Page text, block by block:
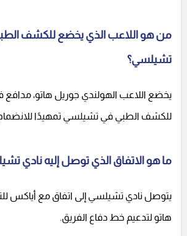
من هو اللاعب الذي يخضع للكشف
تشيلسي؟
يخضع اللاعب الهولندي جوريل هاتو، مدافع
للكشف الطبي في تشيلسي تمهيدًا للانضمام
ما هو الاتفاق الذي توصل إليه نادي
يتوصل نادي تشيلسي إلى اتفاق مع أياكس
هاتو لتدعيم خط دفاع الفريق.